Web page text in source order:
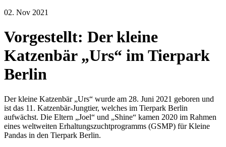
02. Nov 2021
Vorgestellt: Der kleine
Katzenbär „Urs“ im Tierpark
Berlin
Der kleine Katzenbär „Urs“ wurde am 28. Juni 2021 geboren und
ist das 11. Katzenbär-Jungtier, welches im Tierpark Berlin
aufwächst. Die Eltern „Joel“ und „Shine“ kamen 2020 im Rahmen
eines weltweiten Erhaltungszuchtprogramms (GSMP) für Kleine
Pandas in den Tierpark Berlin.